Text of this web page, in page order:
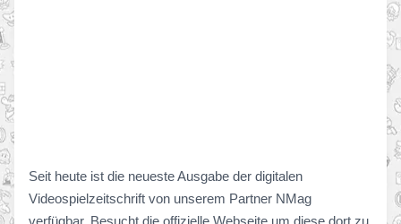
Seit heute ist die neueste Ausgabe der digitalen
Videospielzeitschrift von unserem Partner NMag
verfügbar. Besucht die offizielle Webseite um diese dort zu